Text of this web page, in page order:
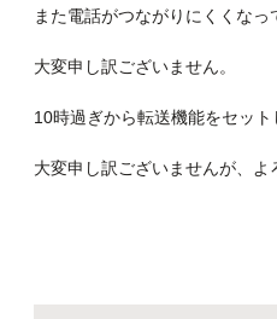
また電話がつながりにくくなっ
大変申し訳ございません。
10時過ぎから転送機能をセット
大変申し訳ございませんが、よ